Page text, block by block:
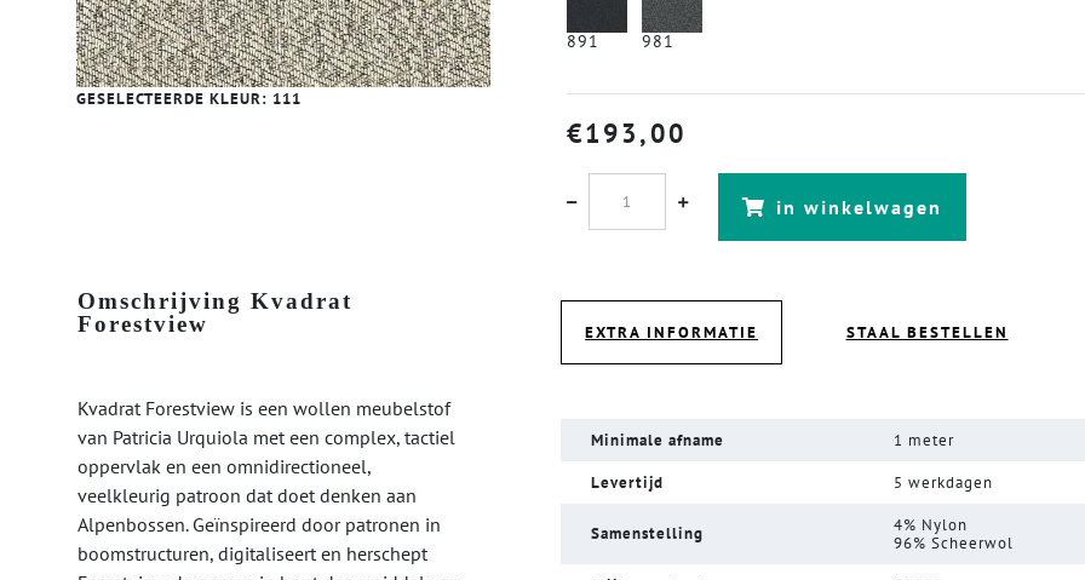
GESELECTEERDE KLEUR: 111
891 981
€193,00
in winkelwagen
Omschrijving Kvadrat
Forestview
Kvadrat Forestview is een wollen meubelstof
van Patricia Urquiola met een complex, tactiel
oppervlak en een omnidirectioneel,
veelkleurig patroon dat doet denken aan
Alpenbossen. Geïnspireerd door patronen in
boomstructuren, digitaliseert en herschept
EXTRA INFORMATIE STAAL BESTELLEN
Minimale afname 1 meter
Levertijd 5 werkdagen
Samenstelling
4% Nylon
96% Scheerwol